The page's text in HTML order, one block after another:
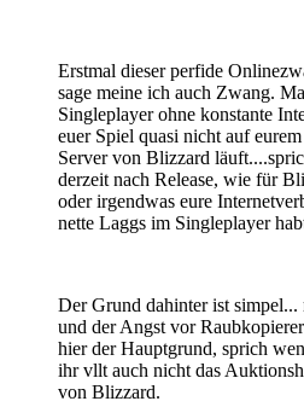
Erstmal dieser perfide
sage meine ich auch Zwang.
Singleplayer ohne konstante
euer Spiel quasi nicht auf
Server von Blizzard
derzeit nach Release, wie für
oder irgendwas eure
nette Laggs im Singleplayer
Der Grund dahinter ist simpel...
und der Angst vor
hier der Hauptgrund, sprich
ihr vllt auch nicht das
von Blizzard.